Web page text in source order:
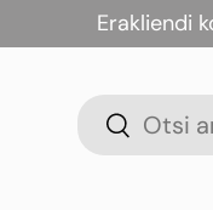
Jäta
Erakliendi
Otsi
Otsi